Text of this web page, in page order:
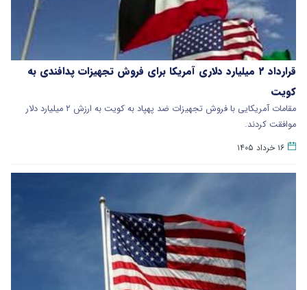
قرارداد ۲ میلیارد دلاری آمریکا برای فروش تجهیزات پدافندی به
کویت
مقامات آمریکایی با فروش تجهیزات ضد پهپاد به کویت به ارزش ۲ میلیارد دلار
موافقت کردند.
۱۶ خرداد ۱۴۰۵